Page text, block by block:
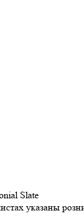
Slate
указаны